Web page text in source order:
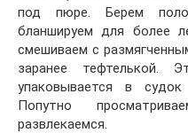
под пюре. Берем
бланшируем для более
смешиваем с
заранее
упаковывается в
Попутно
развлекаемся.